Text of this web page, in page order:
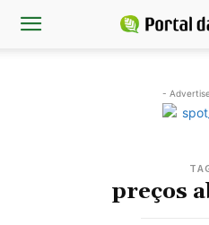
-
preços